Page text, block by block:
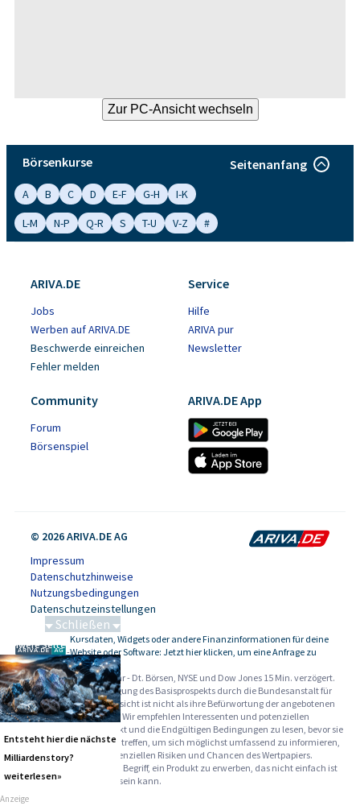
Börsenkurse Seitenanfang
A B C D E-F G-H
I-K
L-M
N-P Q-R S T-U V-Z #
ARIVA.DE
Jobs
Werben auf ARIVA.DE
Beschwerde einreichen
Fehler melden
Service
Hilfe
ARIVA pur
Newsletter
Community
Forum
Börsenspiel
ARIVA.DE App
© 2026 ARIVA.DE AG
Impressum
Datenschutzhinweise
Nutzungsbedingungen
Datenschutzeinstellungen
-
Kursdaten, Widgets oder andere Finanzinformationen für deine
Website oder Software: Jetzt hier klicken, um eine Anfrage zu
stellen.
Alle Angaben ohne Gewähr - Dt. Börsen, NYSE und Dow Jones 15 Min. verzögert.
Werbehinweise:Die Billigung des Basisprospekts durch die Bundesanstalt für
Finanzdienstleistungsaufsicht ist nicht als ihre Befürwortung der angebotenen
Wertpapiere zu verstehen. Wir empfehlen Interessenten und potenziellen
Anlegern den Basisprospekt und die Endgültigen Bedingungen zu lesen, bevor sie
eine Anlageentscheidung treffen, um sich möglichst umfassend zu informieren,
insbesondere über die potenziellen Risiken und Chancen des Wertpapiers.
Warnhinweise: Sie sind im Begriff, ein Produkt zu erwerben, das nicht einfach ist
und schwer zu verstehen sein kann.
Schließen
Schwere Seltene Erden
Entsteht hier die nächste
Milliardenstory?
weiterlesen»
Anzeige